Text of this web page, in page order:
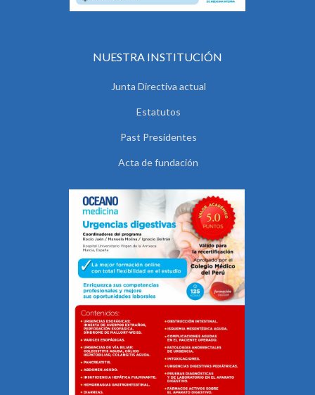
NUESTRA INSTITUCIÓN
Junta Directiva actual
Estatutos
Past Presidentes
Acta de fundación